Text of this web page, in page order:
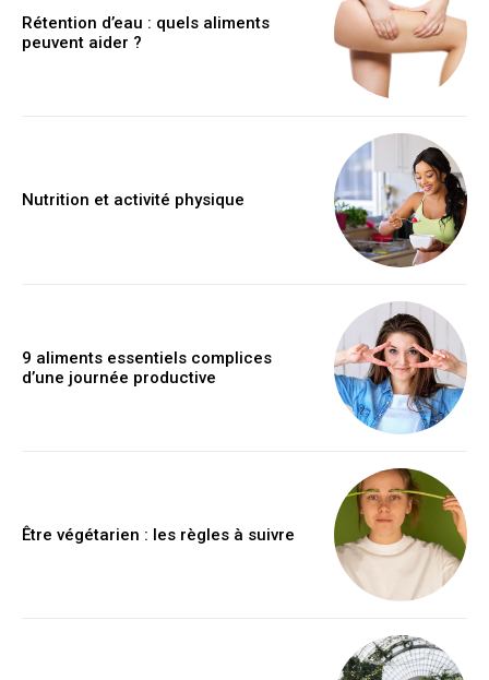
Rétention d’eau : quels aliments
peuvent aider ?
Nutrition et activité physique
9 aliments essentiels complices
d’une journée productive
Être végétarien : les règles à suivre